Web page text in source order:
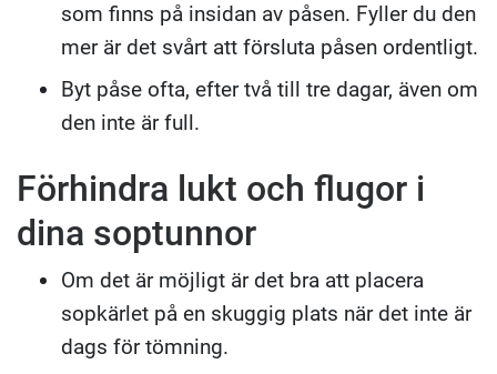
som finns på insidan av påsen. Fyller du den
mer är det svårt att försluta påsen ordentligt.
Byt påse ofta, efter två till tre dagar, även om
den inte är full.
Förhindra lukt och flugor i
dina soptunnor
Om det är möjligt är det bra att placera
sopkärlet på en skuggig plats när det inte är
dags för tömning.